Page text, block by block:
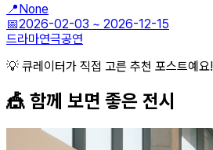
📍None
📅2026-02-03 ~ 2026-12-15
드라마연극공연
💡 큐레이터가 직접 고른 추천 포스트예요!
🎪 함께 보면 좋은 전시